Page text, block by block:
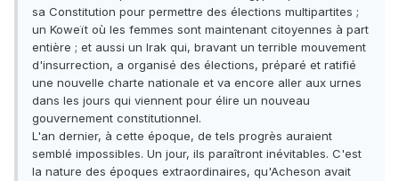
sa Constitution pour permettre des élections multipartites ;
un Koweït où les femmes sont maintenant citoyennes à part
entière ; et aussi un Irak qui, bravant un terrible mouvement
d'insurrection, a organisé des élections, préparé et ratifié
une nouvelle charte nationale et va encore aller aux urnes
dans les jours qui viennent pour élire un nouveau
gouvernement constitutionnel.
L'an dernier, à cette époque, de tels progrès auraient
semblé impossibles. Un jour, ils paraîtront inévitables. C'est
la nature des époques extraordinaires, qu'Acheson avait